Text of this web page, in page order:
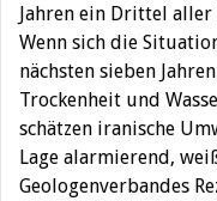
Jahren ein Drittel aller
Wenn sich die
nächsten sieben
Trockenheit und
schätzen iranische
Lage alarmierend,
Geologenverbandes